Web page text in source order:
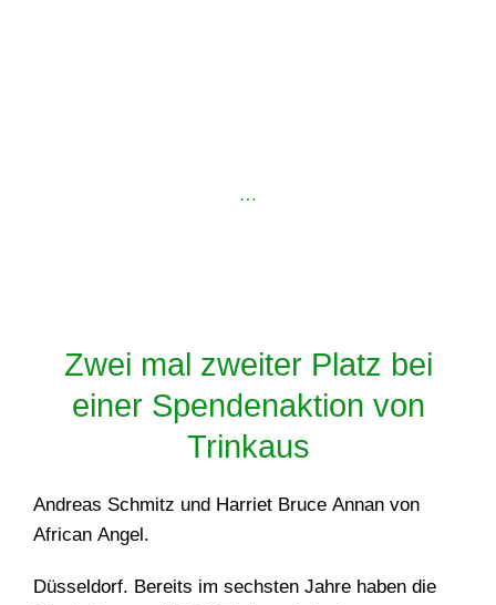
…
Zwei mal zweiter Platz bei
einer Spendenaktion von
Trinkaus
Andreas Schmitz und Harriet Bruce Annan von
African Angel.
Düsseldorf. Bereits im sechsten Jahre haben die